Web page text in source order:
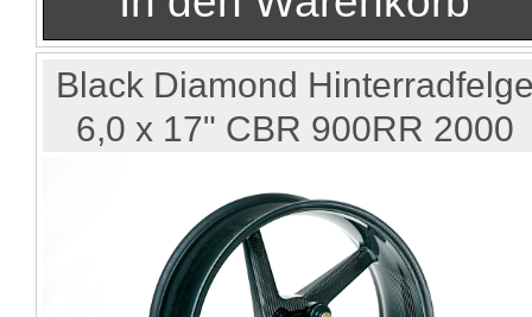
Black Diamond
6,0 x 17" CBR 900RR 2000